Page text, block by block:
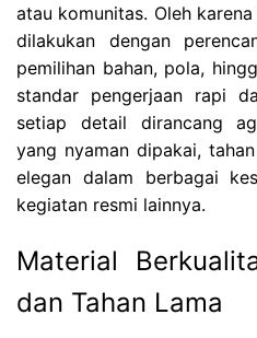
atau komunitas. Oleh
dilakukan dengan
pemilihan bahan, pola,
standar pengerjaan rapi
setiap detail dirancang
yang nyaman dipakai,
elegan dalam berbagai
kegiatan resmi lainnya.
Material
dan Tahan Lama